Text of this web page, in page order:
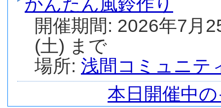
開催期間: 2026年7月
(土) まで
場所: 浅間コミュニテ
本日開催中